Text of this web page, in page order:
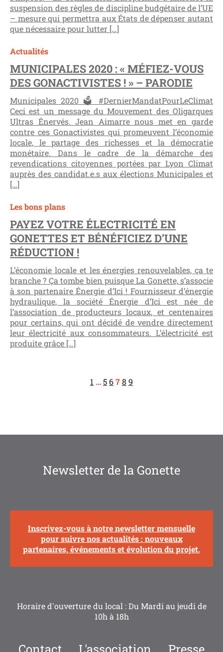
suspension des règles de discipline budgétaire de l’UE
– mesure qui permettra aux États de dépenser autant
que nécessaire pour lutter […]
Actualités
MUNICIPALES 2020 : « MÉFIEZ-VOUS
DES GONACTIVISTES ! » – PARODIE
Municipales 2020 🗳 #DernierMandatPourLeClimat
Ceci est un message du Mouvement des Oligarques
Ultras Énervés. Jean Aimarre nous met en garde
contre ces Gonactivistes qui promeuvent l’économie
locale, le partage des richesses et la démocratie
monétaire. Dans le cadre de la démarche des
revendications citoyennes portées par Lyon Climat
auprès des candidat.e.s aux élections Municipales et
[…]
Les bons plans
PAYEZ VOTRE ÉLECTRICITÉ EN
GONETTES ET BÉNÉFICIEZ D’UNE
RÉDUCTION !
L’économie locale et les énergies renouvelables, ça te
branche ? Ça tombe bien puisque La Gonette, s’associe
à son partenaire Énergie d’Ici ! Fournisseur d’énergie
hydraulique, la société Énergie d’Ici est née de
l’association de producteurs locaux, et centenaires
pour certains, qui ont décidé de vendre directement
leur électricité aux consommateurs. L’électricité est
produite grâce […]
1 …5 678 9
Newsletter de la Gonette
Inscrivez-vous à notre newsletter mensuelle
pour suivre nos actualités : nouveaux
partenaires, événements et évolution du projet.
Horaire d'ouverture du local : Du Mardi au jeudi de
10h à 18h